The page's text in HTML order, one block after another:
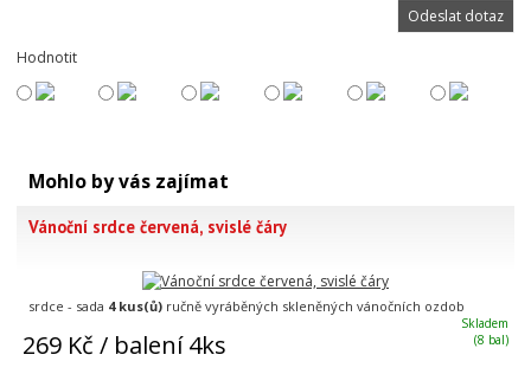
Hodnotit
Mohlo by vás zajímat
Vánoční srdce červená, svislé čáry
srdce - sada 4 kus(ů) ručně vyráběných skleněných vánočních ozdob
269 Kč / balení 4ks
Skladem
(8 bal)